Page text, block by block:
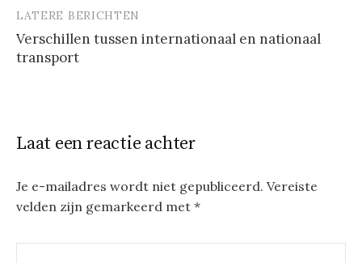
LATERE BERICHTEN
Verschillen tussen internationaal en nationaal
transport
Laat een reactie achter
Je e-mailadres wordt niet gepubliceerd. Vereiste
velden zijn gemarkeerd met *